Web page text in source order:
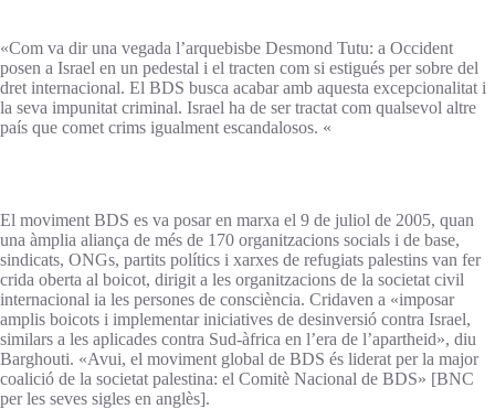
«Com va dir una vegada l’arquebisbe Desmond Tutu: a Occident
posen a Israel en un pedestal i el tracten com si estigués per sobre del
dret internacional. El BDS busca acabar amb aquesta excepcionalitat i
la seva impunitat criminal. Israel ha de ser tractat com qualsevol altre
país que comet crims igualment escandalosos. «
El moviment BDS es va posar en marxa el 9 de juliol de 2005, quan
una àmplia aliança de més de 170 organitzacions socials i de base,
sindicats, ONGs, partits polítics i xarxes de refugiats palestins van fer
crida oberta al boicot, dirigit a les organitzacions de la societat civil
internacional ia les persones de consciència. Cridaven a «imposar
amplis boicots i implementar iniciatives de desinversió contra Israel,
similars a les aplicades contra Sud-àfrica en l’era de l’apartheid», diu
Barghouti. «Avui, el moviment global de BDS és liderat per la major
coalició de la societat palestina: el Comitè Nacional de BDS» [BNC
per les seves sigles en anglès].